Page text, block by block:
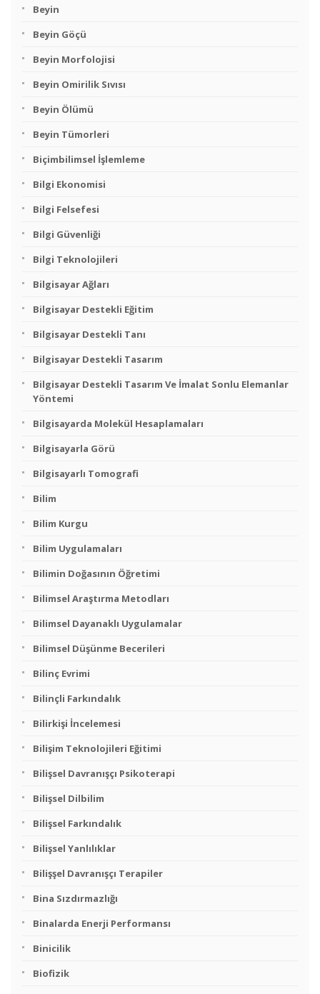
Beyin
Beyin Göçü
Beyin Morfolojisi
Beyin Omirilik Sıvısı
Beyin Ölümü
Beyin Tümorleri
Biçimbilimsel İşlemleme
Bilgi Ekonomisi
Bilgi Felsefesi
Bilgi Güvenliği
Bilgi Teknolojileri
Bilgisayar Ağları
Bilgisayar Destekli Eğitim
Bilgisayar Destekli Tanı
Bilgisayar Destekli Tasarım
Bilgisayar Destekli Tasarım Ve İmalat Sonlu Elemanlar
Yöntemi
Bilgisayarda Molekül Hesaplamaları
Bilgisayarla Görü
Bilgisayarlı Tomografi
Bilim
Bilim Kurgu
Bilim Uygulamaları
Bilimin Doğasının Öğretimi
Bilimsel Araştırma Metodları
Bilimsel Dayanaklı Uygulamalar
Bilimsel Düşünme Becerileri
Bilinç Evrimi
Bilinçli Farkındalık
Bilirkişi İncelemesi
Bilişim Teknolojileri Eğitimi
Bilişsel Davranışçı Psikoterapi
Bilişsel Dilbilim
Bilişsel Farkındalık
Bilişsel Yanlılıklar
Bilişşel Davranışçı Terapiler
Bina Sızdırmazlığı
Binalarda Enerji Performansı
Binicilik
Biofizik